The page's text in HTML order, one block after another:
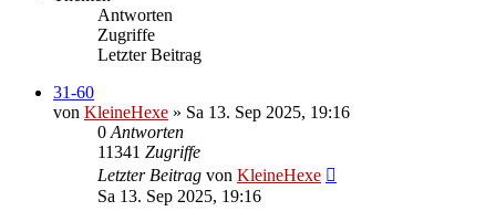
Antworten
Zugriffe
Letzter Beitrag
31-60
von KleineHexe » Sa 13. Sep 2025, 19:16
0 Antworten
11341 Zugriffe
Letzter Beitrag von KleineHexe
Sa 13. Sep 2025, 19:16